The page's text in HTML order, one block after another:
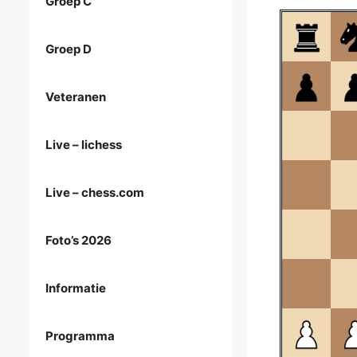
Groep D
Veteranen
Live – lichess
Live – chess.com
Foto’s 2026
Informatie
Programma